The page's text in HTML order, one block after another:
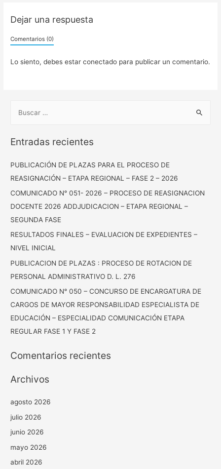
Dejar una respuesta
Comentarios (0)
Lo siento, debes estarconectado para publicar un comentario.
Entradas recientes
PUBLICACIÓN DE PLAZAS PARA EL PROCESO DE
REASIGNACIÓN – ETAPA REGIONAL – FASE 2 – 2026
COMUNICADO N° 051- 2026 – PROCESO DE REASIGNACION
DOCENTE 2026 ADDJUDICACION – ETAPA REGIONAL –
SEGUNDA FASE
RESULTADOS FINALES – EVALUACION DE EXPEDIENTES –
NIVEL INICIAL
PUBLICACION DE PLAZAS : PROCESO DE ROTACION DE
PERSONAL ADMINISTRATIVO D. L. 276
COMUNICADO N° 050 – CONCURSO DE ENCARGATURA DE
CARGOS DE MAYOR RESPONSABILIDAD ESPECIALISTA DE
EDUCACIÓN – ESPECIALIDAD COMUNICACIÓN ETAPA
REGULAR FASE 1 Y FASE 2
Comentarios recientes
Archivos
agosto 2026
julio 2026
junio 2026
mayo 2026
abril 2026